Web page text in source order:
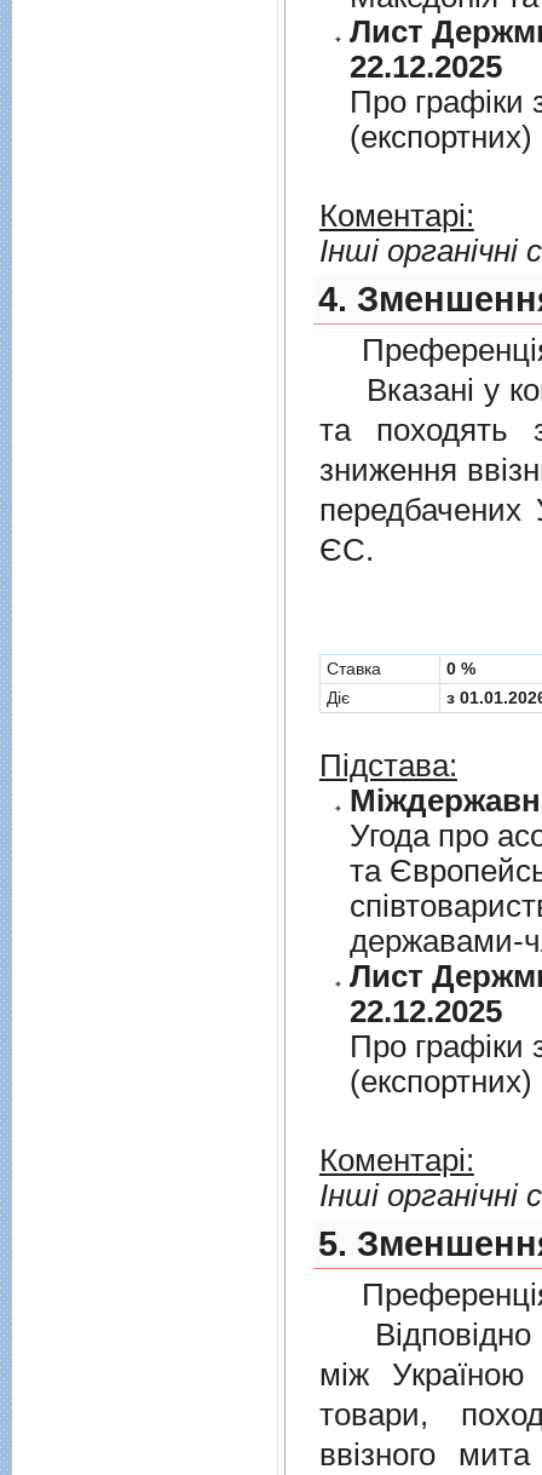
Лист
22.12.2025
Про графiки
Коментарі:
Інші органічні
4.
Вказані у
та походять
зниження
передбачених
ЄС.
Cтавка
0 %
Діє
з
Підстава:
Угода про
та
державами-
Лист
22.12.2025
Про графiки
Коментарі:
Інші органічні
5.
Відповідно
мiж Україною
товари,
ввізного